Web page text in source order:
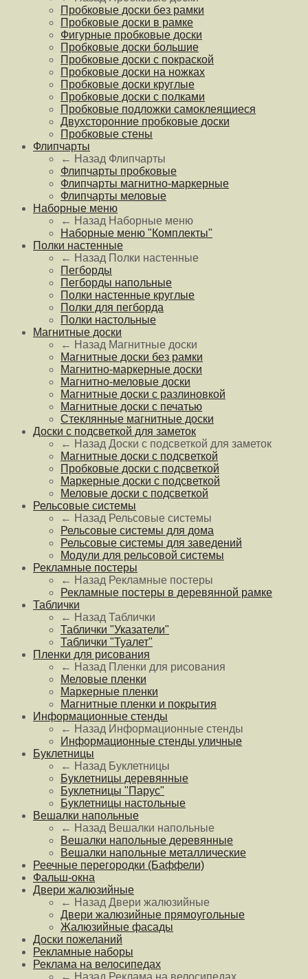
Пробковые доски без рамки
Пробковые доски в рамке
Фигурные пробковые доски
Пробковые доски большие
Пробковые доски с покраской
Пробковые доски на ножках
Пробковые доски круглые
Пробковые доски с полками
Пробковые подложки самоклеящиеся
Двухсторонние пробковые доски
Пробковые стены
Флипчарты
← Назад Флипчарты
Флипчарты пробковые
Флипчарты магнитно-маркерные
Флипчарты меловые
Наборные меню
← Назад Наборные меню
Наборные меню "Комплекты"
Полки настенные
← Назад Полки настенные
Пегборды
Пегборды напольные
Полки настенные круглые
Полки для пегборда
Полки настольные
Магнитные доски
← Назад Магнитные доски
Магнитные доски без рамки
Магнитно-маркерные доски
Магнитно-меловые доски
Магнитные доски с разлиновкой
Магнитные доски с печатью
Стеклянные магнитные доски
Доски с подсветкой для заметок
← Назад Доски с подсветкой для заметок
Магнитные доски с подсветкой
Пробковые доски с подсветкой
Маркерные доски с подсветкой
Меловые доски с подсветкой
Рельсовые системы
← Назад Рельсовые системы
Рельсовые системы для дома
Рельсовые системы для заведений
Модули для рельсовой системы
Рекламные постеры
← Назад Рекламные постеры
Рекламные постеры в деревянной рамке
Таблички
← Назад Таблички
Таблички "Указатели"
Таблички "Туалет"
Пленки для рисования
← Назад Пленки для рисования
Меловые пленки
Маркерные пленки
Магнитные пленки и покрытия
Информационные стенды
← Назад Информационные стенды
Информационные стенды уличные
Буклетницы
← Назад Буклетницы
Буклетницы деревянные
Буклетницы "Парус"
Буклетницы настольные
Вешалки напольные
← Назад Вешалки напольные
Вешалки напольные деревянные
Вешалки напольные металлические
Реечные перегородки (Баффели)
Фальш-окна
Двери жалюзийные
← Назад Двери жалюзийные
Двери жалюзийные прямоугольные
Жалюзийные фасады
Доски пожеланий
Рекламные наборы
Реклама на велосипедах
← Назад Реклама на велосипедах